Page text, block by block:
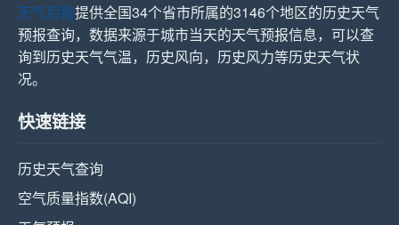
天气后报提供全国34个省市所属的3146个地区的历史天气
预报查询，数据来源于城市当天的天气预报信息，可以查
询到历史天气气温，历史风向，历史风力等历史天气状
况。
快速链接
历史天气查询
空气质量指数(AQI)